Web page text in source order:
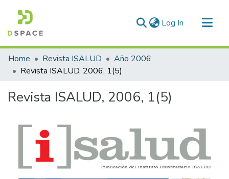
Log In (current)
Communities & Collections
All of DSpace
Home Revista ISALUD
Año 2006
Revista ISALUD, 2006, 1(5)
Revista ISALUD, 2006, 1(5)